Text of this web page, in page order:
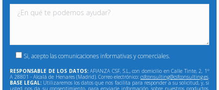
Si, acepto las comunicaciones informativas y comerciales.
RESPONSABLE DE LOS DATOS:AFIANZA CSF, S.L., con domicilio en Calle Tinte, 2, 1º
A 28801 - Alcalá de Henares (Madrid). Correo electrónico: csfconsulting@csfconsulting.es.
BASE LEGAL: Utilizaremos los datos que nos facilita para responder a su solicitud, y, si
usted nos da su consentimiento, para enviarle información sobre nuestros productos.